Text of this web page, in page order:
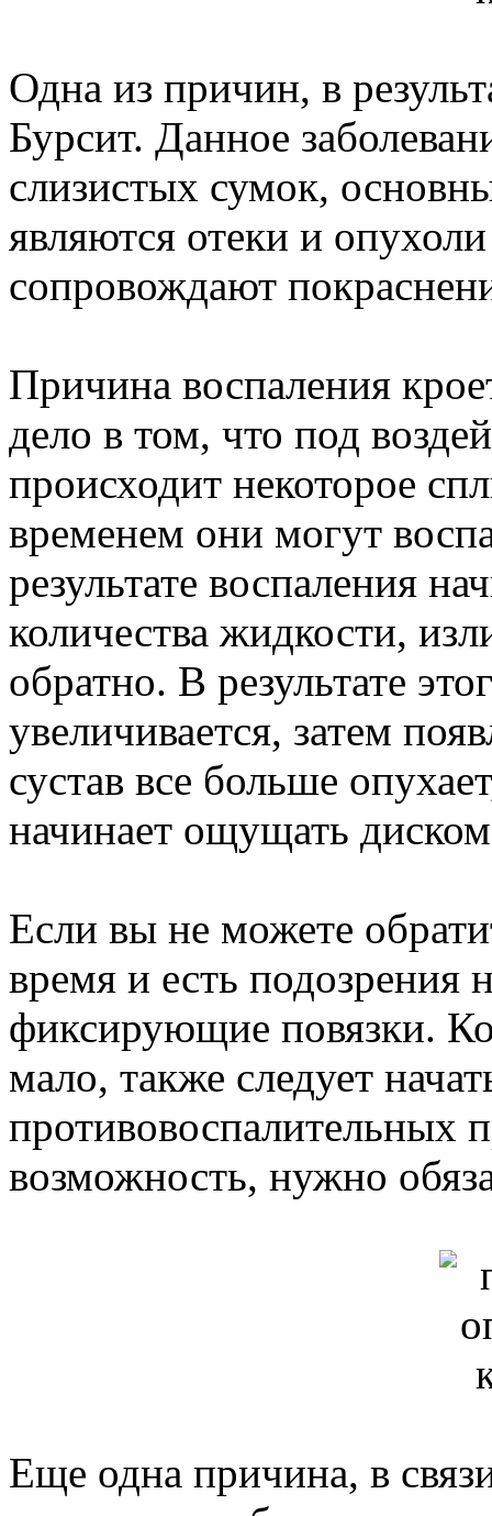
Одна из причин, в
Бурсит. Данное
слизистых сумок,
являются отеки и
сопровождают
Причина воспаления
дело в том, что под
происходит некоторое
временем они могут
результате воспаления
количества жидкости,
обратно. В результате
увеличивается, затем
сустав все больше
начинает ощущать
Если вы не можете
время и есть подозрения
фиксирующие повязки.
мало, также следует
противовоспалительных
возможность, нужно
Еще одна причина, в